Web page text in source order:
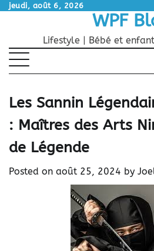
Skipjeudi, août 6, 2026
WPF
Lifestyle | Bébé et
Les Sannin
: Maîtres des Arts
de Légende
Posted on août 25, 2024 by